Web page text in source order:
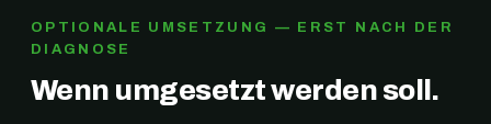
OPTIONALE UMSETZUNG — ERST NACH DER
DIAGNOSE
Wenn umgesetzt werden soll.